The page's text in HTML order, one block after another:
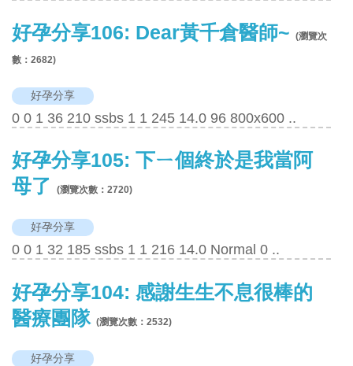
好孕分享106: Dear黃千倉醫師~ (瀏覽次
數：2682)
好孕分享
0 0 1 36 210 ssbs 1 1 245 14.0 96 800x600 ..
好孕分享105: 下ㄧ個終於是我當阿
母了
(瀏覽次數：2720)
好孕分享
0 0 1 32 185 ssbs 1 1 216 14.0 Normal 0 ..
好孕分享104: 感謝生生不息很棒的
醫療團隊 (瀏覽次數：2532)
好孕分享